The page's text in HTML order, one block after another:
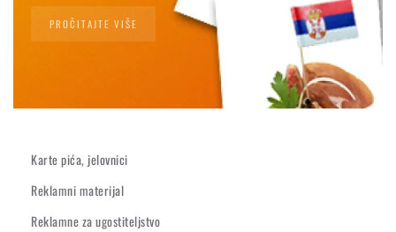
PROČITAJTE VIŠE
Karte pića, jelovnici
Reklamni materijal
Reklamne za ugostiteljstvo